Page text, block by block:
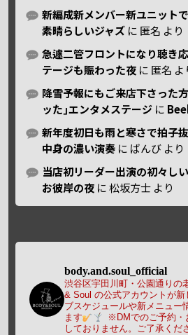
新編成新メンバー新ユニット
素晴らしいジャズ に 匿名 より
急遽二管フロントになり聴き
テージも賑わった夜 に 匿名 よ
降雪予報にもご来店下さった
ッた｣エンタメステージ に
新年度初日も雨と寒さで拍子
中身の濃い演奏 に ばんび より
当店初リーダー出演の初々し
お彼岸の夜 に松坂方士 より
body.and.soul_official
渋谷区宇田川町・公園通りの
& Soul の公式アカウントが新
ブスケジュールや新メニュー
ます
※DMでのご予約・
しておりません。ご了承くだ